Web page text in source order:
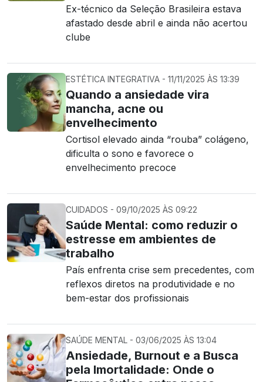
Ex-técnico da Seleção Brasileira estava
afastado desde abril e ainda não acertou
clube
ESTÉTICA INTEGRATIVA - 11/11/2025 ÀS 13:39
Quando a ansiedade vira
mancha, acne ou
envelhecimento
Cortisol elevado ainda “rouba” colágeno,
dificulta o sono e favorece o
envelhecimento precoce
CUIDADOS - 09/10/2025 ÀS 09:22
Saúde Mental: como reduzir o
estresse em ambientes de
trabalho
País enfrenta crise sem precedentes, com
reflexos diretos na produtividade e no
bem-estar dos profissionais
SAÚDE MENTAL - 03/06/2025 ÀS 13:04
Ansiedade, Burnout e a Busca
pela Imortalidade: Onde o